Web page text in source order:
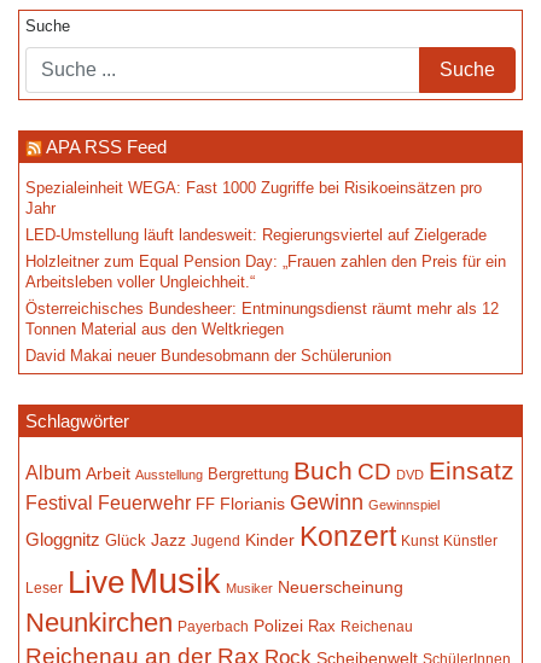
Suche
APA RSS Feed
Spezialeinheit WEGA: Fast 1000 Zugriffe bei Risikoeinsätzen pro
Jahr
LED-Umstellung läuft landesweit: Regierungsviertel auf Zielgerade
Holzleitner zum Equal Pension Day: „Frauen zahlen den Preis für ein
Arbeitsleben voller Ungleichheit.“
Österreichisches Bundesheer: Entminungsdienst räumt mehr als 12
Tonnen Material aus den Weltkriegen
David Makai neuer Bundesobmann der Schülerunion
Schlagwörter
Album Arbeit Ausstellung Bergrettung Buch CD DVD Einsatz
Festival Feuerwehr FF Florianis Gewinn Gewinnspiel
Gloggnitz Glück Jazz Jugend Kinder Konzert Kunst Künstler
Leser Live Musik Musiker Neuerscheinung
Neunkirchen Payerbach Polizei Rax Reichenau
Reichenau an der Rax Rock Scheibenwelt SchülerInnen